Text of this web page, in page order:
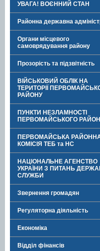
УВАГА! ВОЄННИЙ СТАН
Районна державна
Органи місцевого
самоврядування району
Прозорість та підзвітність
ВІЙСЬКОВИЙ ОБЛІК НА
ТЕРИТОРІЇ
РАЙОНУ
ПУНКТИ НЕЗЛАМНОСТІ
ПЕРВОМАЙСЬКОГО
ПЕРВОМАЙСЬКА
КОМІСІЯ ТЕБ та НС
НАЦІОНАЛЬНЕ АГЕНСТВО
УКРАЇНИ З ПИТАНЬ
СЛУЖБИ
Звернення громадян
Регуляторна діяльність
Економіка
Відділ фінансів